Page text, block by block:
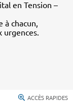
en Tension –
à chacun,
urgences.
ACCÈS RAPIDES